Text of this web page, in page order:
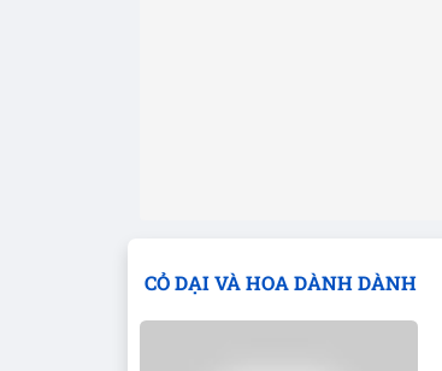
CỎ DẠI VÀ HOA DÀNH DÀNH